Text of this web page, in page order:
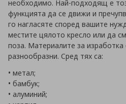
необходимо. Най-подходящ е
функцията да се движи и
го нагласяте според вашите
местите цялото кресло или да
поза. Материалите за изработка
разнообразни. Сред тях са:
• метал;
• бамбук;
• алуминий;